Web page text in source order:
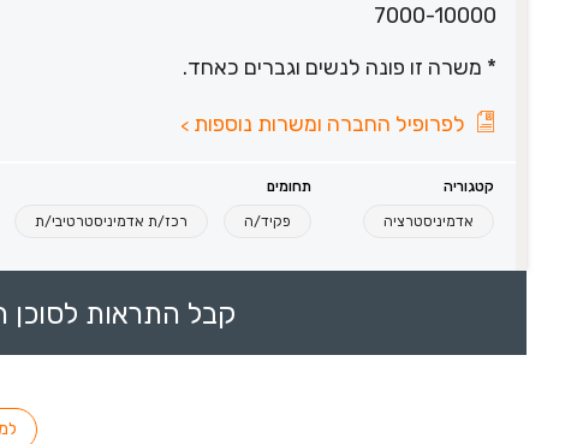
7000-10000
* משרה זו פונה לנשים וגברים כאחד.
לפרופיל החברה ומשרות נוספות >
קטגוריה תחומים
אדמיניסטרציה פקיד/ה רכז/ת אדמיניסטרטיבי/ת
קבל התראות לסוכן